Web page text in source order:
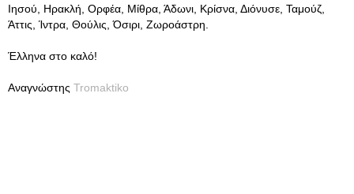
Ιησού, Ηρακλή, Ορφέα, Μίθρα, Άδωνι, Κρίσνα, Διόνυσε, Ταμούζ,
Άττις, Ίντρα, Θούλις, Όσιρι, Ζωροάστρη.
Έλληνα στο καλό!
Αναγνώστης Tromaktiko